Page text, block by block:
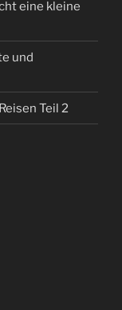
eine kleine
und
Teil 2